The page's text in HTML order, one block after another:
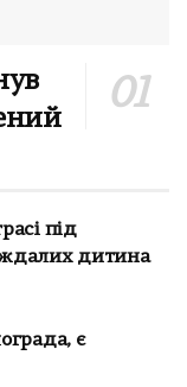
під
дитина
є